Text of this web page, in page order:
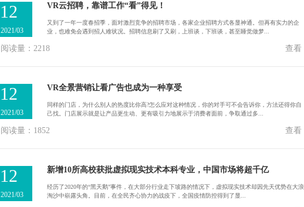
VR云招聘，靠谱工作“看”得见！
又到了一年一度春招季，面对激烈竞争的招聘市场，各家企业招聘方式各显神通。但再有实力的企
业，也难免会遇到招人难状况。招聘信息刷了又刷，上班谈，下班谈，甚至睡觉做梦...
阅读量：2218 查看
12
2021/03
VR全景营销让看广告也成为一种享受
同样的门店，为什么别人的热度比你高?怎么应对这种情况，你的对手可不会告诉你，方法还得你自
己找。门店展示就是让产品更生动、更有吸引力地展示于消费者面前，争取通过多...
阅读量：1852 查看
12
2021/03
新增10所高校获批虚拟现实技术本科专业，中国市场将超千亿
经历了2020年的“黑天鹅”事件，在大部分行业走下坡路的情况下，虚拟现实技术却因先天优势在大浪
淘沙中崭露头角。目前，在全民齐心协力的战疫下，全国疫情防控得到了显...
12
2021/03